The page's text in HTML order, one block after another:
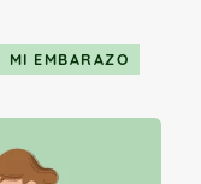
MI EMBARAZO